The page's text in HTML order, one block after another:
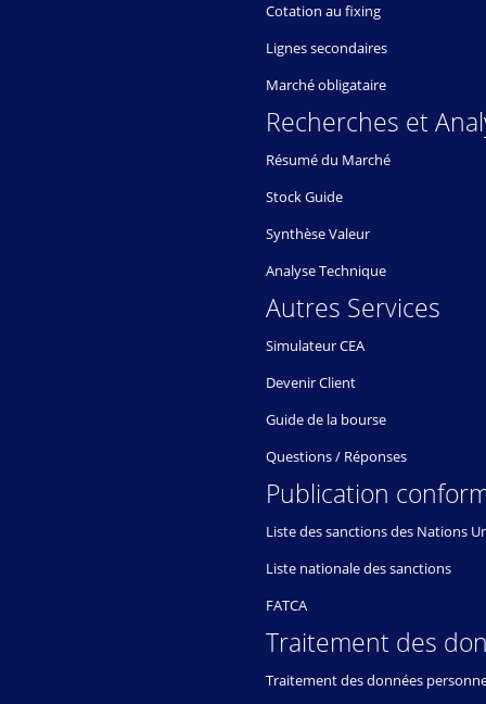
Cotation au fixing
Lignes secondaires
Marché obligataire
Recherches et
Résumé du Marché
Stock Guide
Synthèse Valeur
Analyse Technique
Autres Services
Simulateur CEA
Devenir Client
Guide de la bourse
Questions / Réponses
Publication
Liste des sanctions des Nations
Liste nationale des sanctions
FATCA
Traitement des
Traitement des données